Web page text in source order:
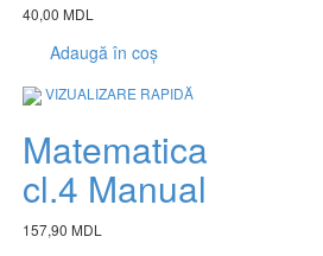
40,00 MDL
Adaugă în coș
VIZUALIZARE RAPIDĂ
Matematica
cl.4 Manual
157,90 MDL